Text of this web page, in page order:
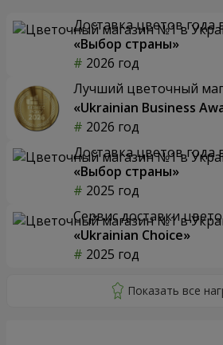
Доставка цветов года
«Выбор страны»
2026 год
Лучший цветочный
«Ukrainian Business
2026 год
Доставка цветов года
«Выбор страны»
2025 год
Сервис доставки
«Ukrainian Choice»
2025 год